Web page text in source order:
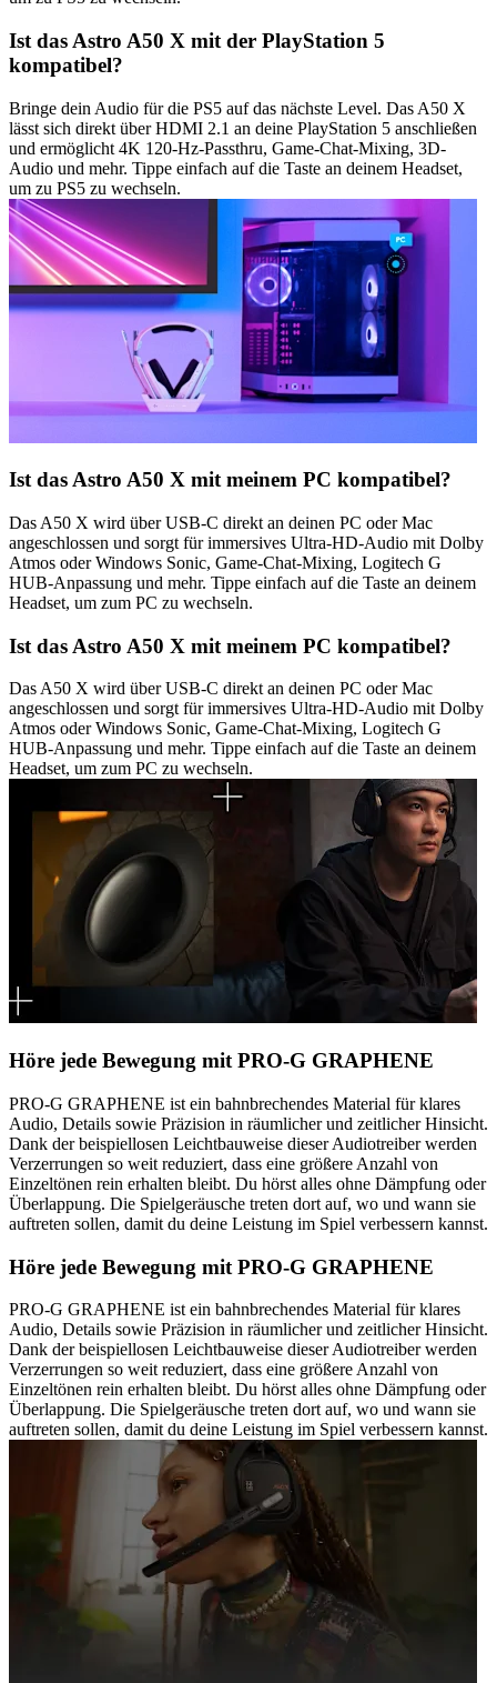
Ist das Astro A50 X mit der PlayStation 5
kompatibel?
Bringe dein Audio für die PS5 auf das nächste Level. Das A50 X
lässt sich direkt über HDMI 2.1 an deine PlayStation 5 anschließen
und ermöglicht 4K 120-Hz-Passthru, Game-Chat-Mixing, 3D-
Audio und mehr. Tippe einfach auf die Taste an deinem Headset,
um zu PS5 zu wechseln.
Ist das Astro A50 X mit meinem PC kompatibel?
Das A50 X wird über USB-C direkt an deinen PC oder Mac
angeschlossen und sorgt für immersives Ultra-HD-Audio mit Dolby
Atmos oder Windows Sonic, Game-Chat-Mixing, Logitech G
HUB-Anpassung und mehr. Tippe einfach auf die Taste an deinem
Headset, um zum PC zu wechseln.
Ist das Astro A50 X mit meinem PC kompatibel?
Das A50 X wird über USB-C direkt an deinen PC oder Mac
angeschlossen und sorgt für immersives Ultra-HD-Audio mit Dolby
Atmos oder Windows Sonic, Game-Chat-Mixing, Logitech G
HUB-Anpassung und mehr. Tippe einfach auf die Taste an deinem
Headset, um zum PC zu wechseln.
Höre jede Bewegung mit PRO-G GRAPHENE
PRO-G GRAPHENE ist ein bahnbrechendes Material für klares
Audio, Details sowie Präzision in räumlicher und zeitlicher Hinsicht.
Dank der beispiellosen Leichtbauweise dieser Audiotreiber werden
Verzerrungen so weit reduziert, dass eine größere Anzahl von
Einzeltönen rein erhalten bleibt. Du hörst alles ohne Dämpfung oder
Überlappung. Die Spielgeräusche treten dort auf, wo und wann sie
auftreten sollen, damit du deine Leistung im Spiel verbessern kannst.
Höre jede Bewegung mit PRO-G GRAPHENE
PRO-G GRAPHENE ist ein bahnbrechendes Material für klares
Audio, Details sowie Präzision in räumlicher und zeitlicher Hinsicht.
Dank der beispiellosen Leichtbauweise dieser Audiotreiber werden
Verzerrungen so weit reduziert, dass eine größere Anzahl von
Einzeltönen rein erhalten bleibt. Du hörst alles ohne Dämpfung oder
Überlappung. Die Spielgeräusche treten dort auf, wo und wann sie
auftreten sollen, damit du deine Leistung im Spiel verbessern kannst.